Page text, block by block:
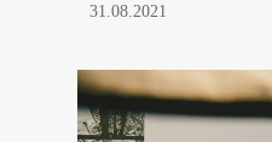
31.08.2021